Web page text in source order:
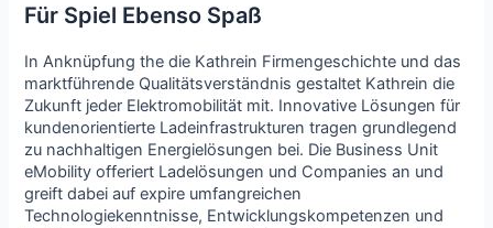
Für Spiel Ebenso Spaß
In Anknüpfung the die Kathrein Firmengeschichte und das
marktführende Qualitätsverständnis gestaltet Kathrein die
Zukunft jeder Elektromobilität mit. Innovative Lösungen für
kundenorientierte Ladeinfrastrukturen tragen grundlegend
zu nachhaltigen Energielösungen bei. Die Business Unit
eMobility offeriert Ladelösungen und Companies an und
greift dabei auf expire umfangreichen
Technologiekenntnisse, Entwicklungskompetenzen und